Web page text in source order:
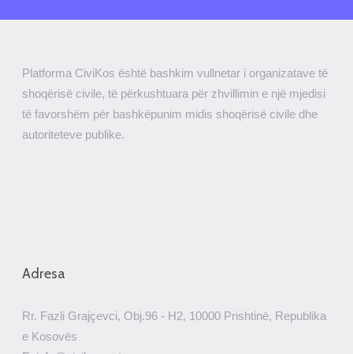
Platforma CiviKos është bashkim vullnetar i organizatave të
shoqërisë civile, të përkushtuara për zhvillimin e një mjedisi
të favorshëm për bashkëpunim midis shoqërisë civile dhe
autoriteteve publike.
Adresa
Rr. Fazli Grajçevci, Obj.96 - H2, 10000 Prishtinë, Republika
e Kosovës